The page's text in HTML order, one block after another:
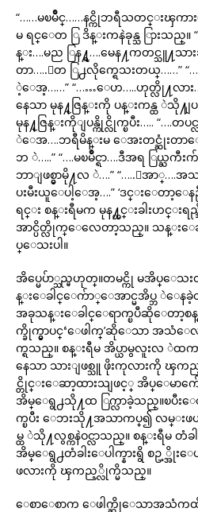
“……မၿမိဳင္……နင္ကိုဘရီသတင္းၾကားၿ
မ ရင္ေတ ြ ဒိန္းကနဲခုန္သ ြားသည္။
န္း….မည ြန႔္ရ….မေန႔ကတင္သူ႔သား
တာ…..ေတ ြ႕လိုက္ရေသးတယ္……”
ေအ့……” “……ေဟ…..ဟုတ္လို႔လား…..”
နေသာ မုန႔္ဇြန္းကို ပန္းကန္ထ ဲသို႔ျပ
မုန႔္ဇြန္းကိုျပန္ကိုင္လိုက္ၿပီး….. “….တ
ေအ….ဘရီမိန္းမ ေအးတင္ဆုံးတာ
ဘ ဲ…..” “….မၿမိဳင္ရာ….ဒီအရ ြယ္
ဘာျဖစ္မွာမို႔လ ဲ….” “…..ေအာ္
ပးမီးယူေပါ့ေအ့….” ‘ဒင္းေတာ့ေန
ရင္း စန္းရီမက မုန႔္ဟင္းခါးဟင္
အာင္ပိတ္လိုက္ေလေတာ့သည္။ သန္းေခါ
ပ္ေသးပါ။
အိပ္မေပ်ာ္သည္မဟုတ္။တမင္ကို မအိပ္ေ
န္းေခါင္ေက်ာ္ေအာင္မအိပ္ဘ ဲေန
အခုသန္းေခါင္ေရာက္ၿပီဆိုေတာ့စန္း
က္ခိုက္မွာပင္‘ေဖါက္’ဆိုေသာ အသံေ
က္ရသည္။ စန္းရီမ အိပ္ယာမွလူးလ ဲထ
နေသာ သားျဖစ္သူ ဖိုးကုလားကို ၾ
င္တိုင္းေဆာ့ထားသျဖင့္ အိပ္ေမာ
အိမ္ေရွ႕သို႔ထ ြက္လာခဲ့သည္။ၿပီးေ
က္ၿပီး ေဘးသို႔အသာကပ္၍ လမ္း
မ္ထ ဲသို႔လွစ္ကနဲဝင္လာသည္။ စန္းရီမ တံခ
အိမ္ေရွ႕တံခါးေပါက္နားရွိ စဥ့္အိုးေ
ဖလားကို ၾကည့္လိုက္မိသည္။
ေစာေစာက ေဖါက္ဆိုေသာအသံက